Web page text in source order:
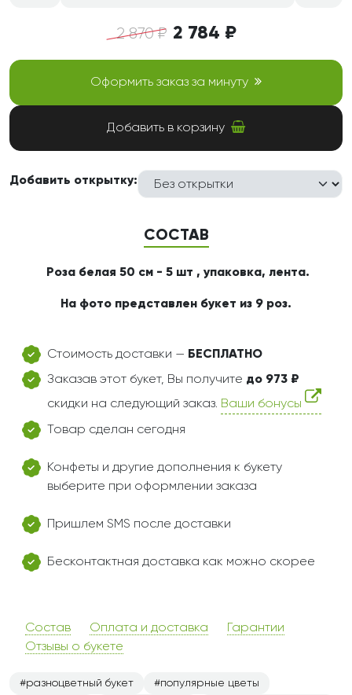
2 870 ₽ 2 784 ₽
Оформить заказ за минуту
Добавить в корзину
Добавить открытку:
СОСТАВ
Роза белая 50 см - 5 шт , упаковка, лента.
На фото представлен букет из 9 роз.
Стоимость доставки — БЕСПЛАТНО
Заказав этот букет, Вы получите до 973 ₽
скидки на следующий заказ. Ваши бонусы
Товар сделан сегодня
Конфеты и другие дополнения к букету
выберите при оформлении заказа
Пришлем SMS после доставки
Бесконтактная доставка как можно скорее
Состав Оплата и доставка
Гарантии
Отзывы о букете
разноцветный букет популярные цветы